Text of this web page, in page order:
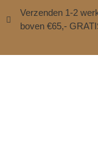
Verzenden 1-2
boven €65,-